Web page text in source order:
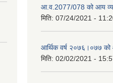
आ.व.2077/078 को आय
मिति: 07/24/2021 -
आर्थिक वर्ष २०७६।०७७
मिति: 02/02/2021 -